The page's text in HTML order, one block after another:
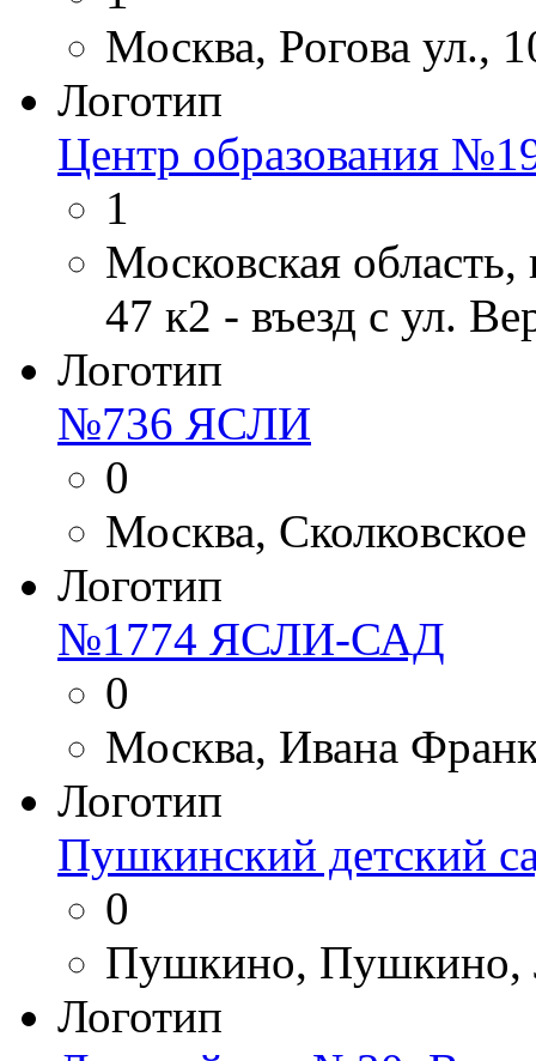
Москва, Рогова ул.,
Логотип
Центр образования
1
Московская
47 к2 - въезд с ул.
Логотип
№736 ЯСЛИ
0
Москва,
Логотип
№1774 ЯСЛИ-САД
0
Москва, Ивана
Логотип
Пушкинский детский
0
Пушкино, Пушкино,
Логотип